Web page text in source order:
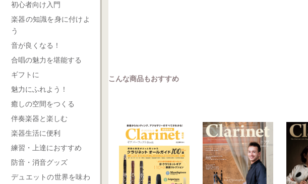
初心者向け入門
楽器の知識を身に付けよ
う
音が良くなる！
合唱の魅力を堪能する
ギフトに
魅力にふれよう！
癒しの空間をつくる
伴奏楽器と楽しむ
楽器生活に便利
練習・上達におすすめ
防音・消音グッズ
デュエットの世界を味わ
こんな商品もおすすめ